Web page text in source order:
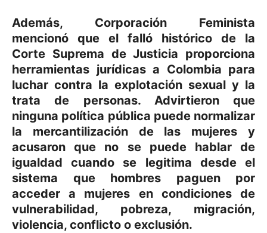
Además, Corporación Feminista
mencionó que el falló histórico de la
Corte Suprema de Justicia proporciona
herramientas jurídicas a Colombia para
luchar contra la explotación sexual y la
trata de personas. Advirtieron que
ninguna política pública puede normalizar
la mercantilización de las mujeres y
acusaron que no se puede hablar de
igualdad cuando se legitima desde el
sistema que hombres paguen por
acceder a mujeres en condiciones de
vulnerabilidad, pobreza, migración,
violencia, conflicto o exclusión.